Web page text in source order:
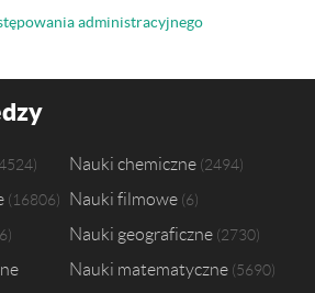
administracyjnego
Nauki chemiczne 2494
16806 Nauki filmowe 6
Nauki geograficzne 2730
Nauki matematyczne 5690